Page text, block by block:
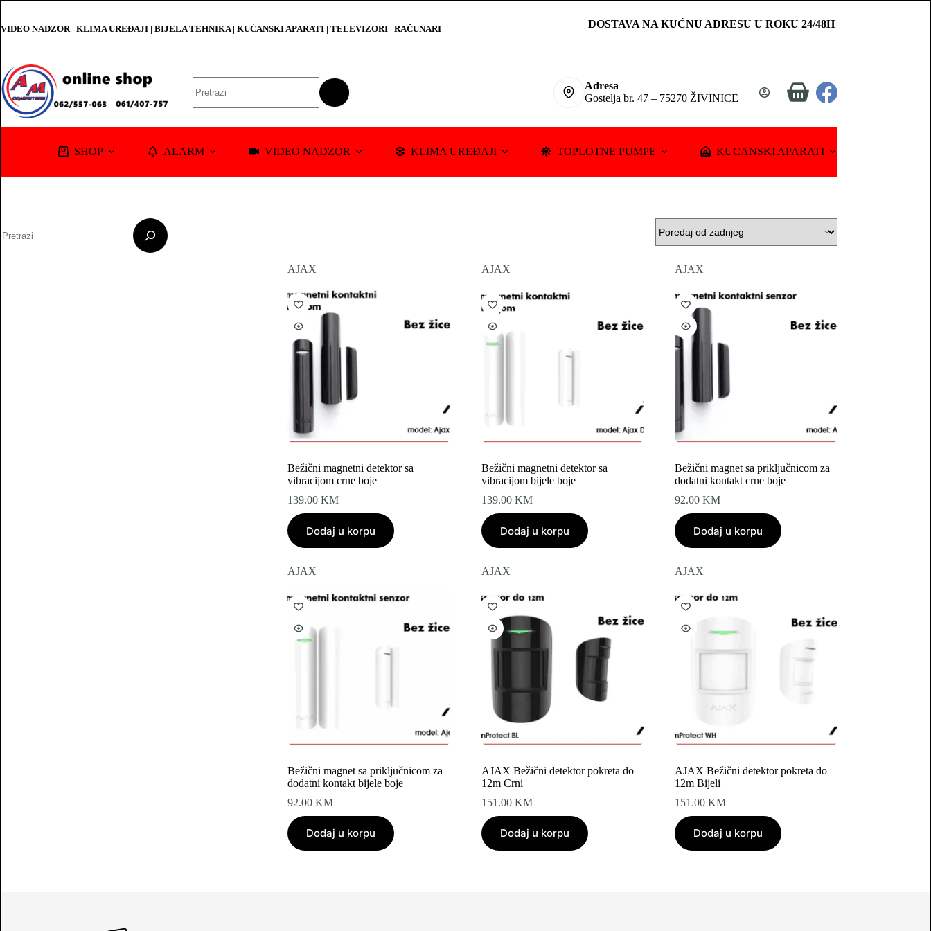
content
VIDEO NADZOR | KLIMA UREĐAJI | BIJELA TEHNIKA | KUĆANSKI APARATI | TELEVIZORI | RAČUNARI DOSTAVA NA KUĆNU ADRESU U ROKU 24/48H
results
Adresa
Gostelja br. 47 – 75270 ŽIVINICE
Shopping
SHOP ALARM VIDEO NADZOR KLIMA UREĐAJI TOPLOTNE PUMPE KUCANSKI APARATI
AJAX
Bežični magnetni detektor sa
vibracijom crne boje
139.00KM
Dodaj u korpu
AJAX
Bežični magnetni detektor sa
vibracijom bijele boje
139.00 KM
Dodaj u korpu
AJAX
Bežični magnet sa priključnicom za
dodatni kontakt crne boje
92.00KM
Dodaj u korpu
AJAX
Bežični magnet sa priključnicom za
dodatni kontakt bijele boje
92.00KM
Dodaj u korpu
AJAX
AJAX Bežični detektor pokreta do
12m Crni
151.00 KM
Dodaj u korpu
AJAX
AJAX Bežični detektor pokreta do
12m Bijeli
151.00KM
Dodaj u korpu